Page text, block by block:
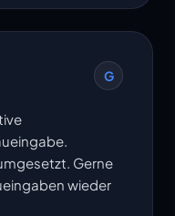
G
Gerne
wieder